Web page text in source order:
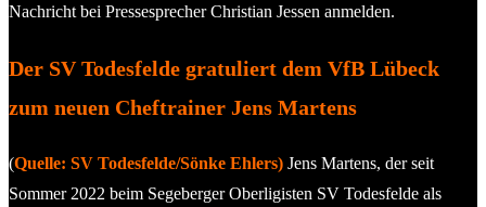
Nachricht bei Pressesprecher Christian Jessen anmelden.
Der SV Todesfelde gratuliert dem VfB Lübeck
zum neuen Cheftrainer Jens Martens
(Quelle: SV Todesfelde/Sönke Ehlers) Jens Martens, der seit
Sommer 2022 beim Segeberger Oberligisten SV Todesfelde als